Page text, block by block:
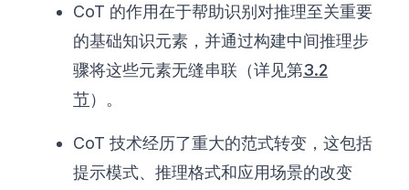
CoT 的作用在于帮助识别对推理至关重要
的基础知识元素，并通过构建中间推理步
骤将这些元素无缝串联（详见第3.2
节）。
CoT 技术经历了重大的范式转变，这包括
提示模式、推理格式和应用场景的改变